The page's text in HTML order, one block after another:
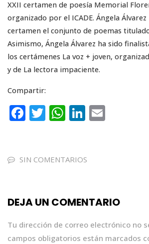
XXII certamen de poesía Memorial
organizado por el ICADE. Ángela
certamen el conjunto de poemas
Asimismo, Ángela Álvarez ha sido
los certámenes La voz + joven,
y de La lectora impaciente.
Compartir:
F
e
o
k
T
te
W
ts
p
Li
e
SIN COMENTARIOS
DEJA UN COMENTARIO
Tu dirección de correo electrónico no
campos obligatorios están marcados